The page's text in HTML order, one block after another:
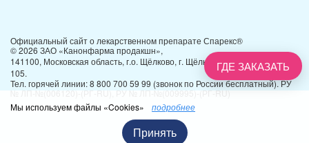
Официальный сайт о лекарственном препарате Спарекс®
© 2026 ЗАО «Канонфарма продакшн»,
141100, Московская область, г.о. Щёлково, г. Щёлково, ул. Заречная, д.
105.
Тел. горячей линии:8 800 700 59 99 (звонок по России бесплатный). РУ
№ ЛП-№(006120)-(РГ-RU), РУ № ЛП-№(009995)-(РГ-RU)
ГДЕ ЗАКАЗАТЬ
Мы используем файлы «Cookies» подробнее